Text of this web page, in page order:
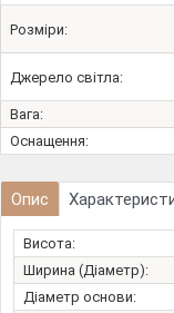
Розміри:
Джерело світла:
Вага:
Оснащення:
Опис
Висота:
Ширина (Діаметр):
Діаметр основи: